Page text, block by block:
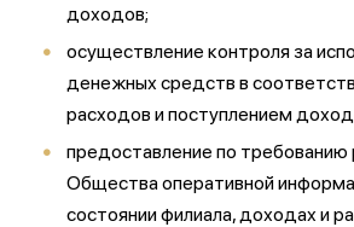
доходов;
осуществление контроля за
денежных средств в
расходов и поступлением
предоставление по требованию
Общества оперативной
состоянии филиала, доходах и